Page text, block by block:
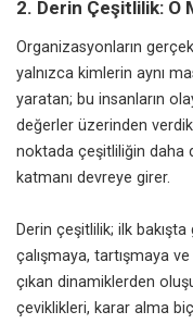
2. Derin Çeşitlilik: O
Organizasyonların
yalnızca kimlerin aynı
yaratan; bu insanların
değerler üzerinden
noktada çeşitliliğin daha
katmanı devreye girer.
Derin çeşitlilik; ilk
çalışmaya, tartışmaya
çıkan dinamiklerden
çeviklikleri, karar alma